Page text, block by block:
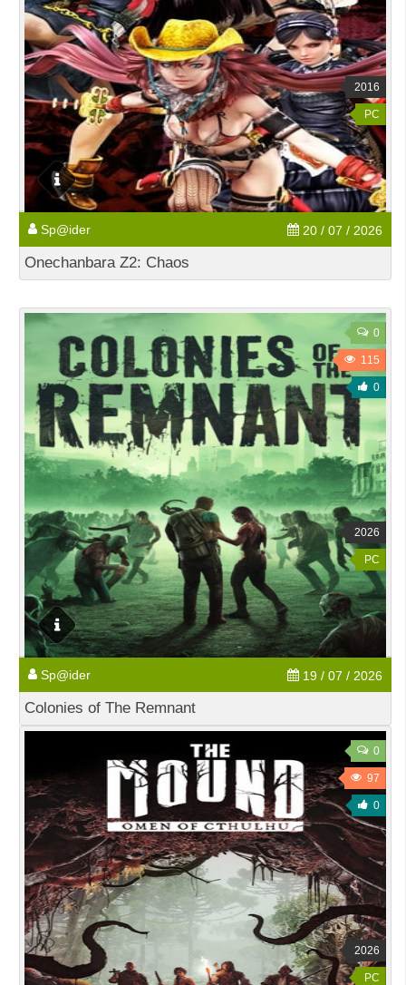
2016
PC
Sp@ider 20 / 07 / 2026
Onechanbara Z2: Chaos
0
115
0
2026
PC
Sp@ider 19 / 07 / 2026
Colonies of The Remnant
0
97
0
2026
PC